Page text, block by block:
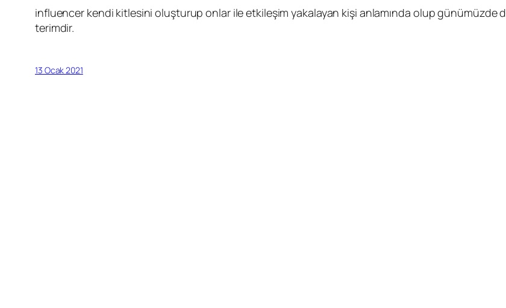
influencer kendi kitlesini oluşturup onlar ile etkileşim yakalayan kişi anlamında olup günümüzde
terimdir.
13 Ocak 2021